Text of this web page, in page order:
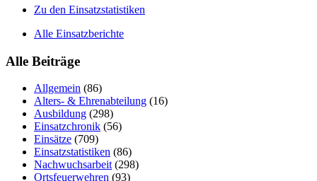
Zu den Einsatzstatistiken
Alle Einsatzberichte
Alle Beiträge
Allgemein (86)
Alters- & Ehrenabteilung (16)
Ausbildung (298)
Einsatzchronik (56)
Einsätze (709)
Einsatzstatistiken (86)
Nachwuchsarbeit (298)
Ortsfeuerwehren (93)